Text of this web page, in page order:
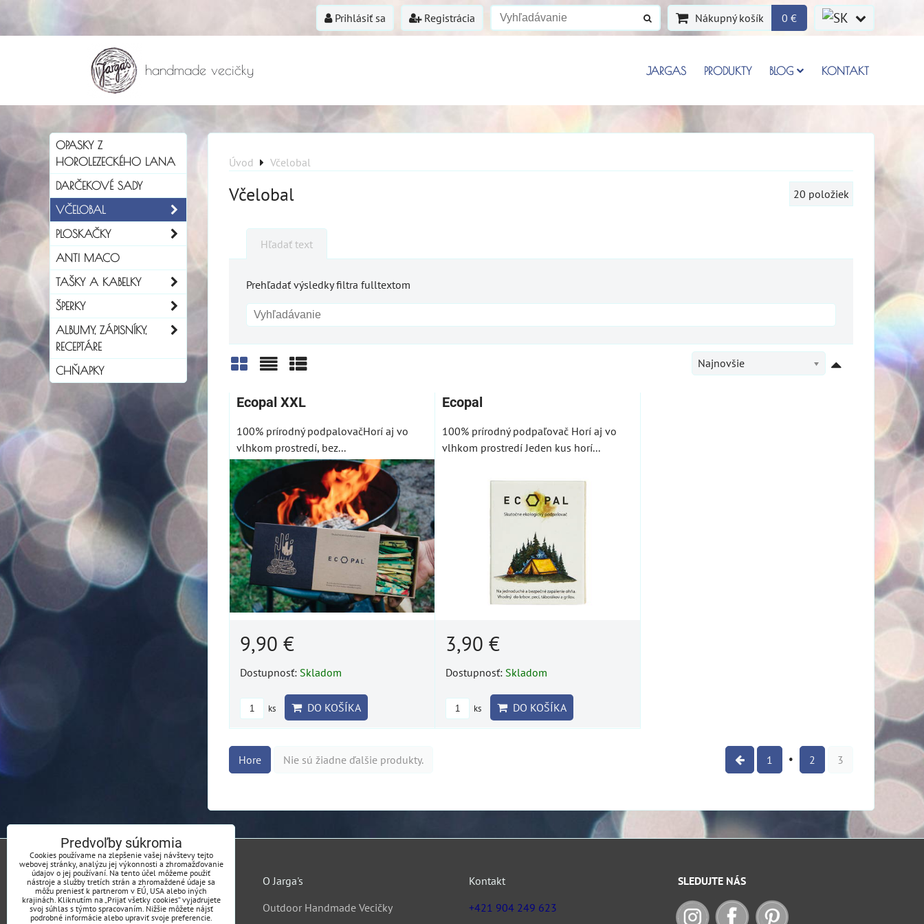
Prihlásiť sa Registrácia Nákupný košík 0 €
handmade vecičky JARGAS PRODUKTY BLOG KONTAKT
Úvod Včelobal
Včelobal 20 položiek
Hľadať text
Prehľadať výsledky filtra fulltextom
Mriežka
Najnovšie
Ecopal XXL
100% prírodný podpalovačHorí aj vo
vlhkom prostredí, bez...
9,90 €
Dostupnosť: Skladom
ks DO KOŠÍKA
Ecopal
100% prírodný podpaľovač Horí aj vo
vlhkom prostredí Jeden kus horí...
3,90 €
Dostupnosť: Skladom
ks DO KOŠÍKA
Hore Nie sú žiadne ďalšie produkty. 1 2 3
OPASKY Z
HOROLEZECKÉHO LANA
DARČEKOVÉ SADY
VČELOBAL
PLOSKAČKY
ANTI MACO
TAŠKY A KABELKY
ŠPERKY
ALBUMY, ZÁPISNÍKY,
RECEPTÁRE
CHŇAPKY
O Jarga's
Outdoor Handmade Vecičky
Kontakt
+421 904 249 623
SLEDUJTE NÁS
Predvoľby súkromia
Cookies používame na zlepšenie vašej návštevy tejto
webovej stránky, analýzu jej výkonnosti a zhromažďovanie
údajov o jej používaní. Na tento účel môžeme použiť
nástroje a služby tretích strán a zhromaždené údaje sa
môžu preniesť k partnerom v EÚ, USA alebo iných
krajinách. Kliknutím na „Prijať všetky cookies“ vyjadrujete
svoj súhlas s týmto spracovaním. Nižšie môžete nájsť
podrobné informácie alebo upraviť svoje preferencie.